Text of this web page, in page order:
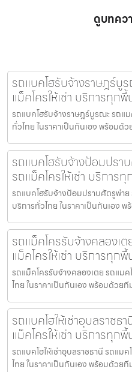
ดูบทคว
รถแบคโฮรับจ้างราษฎร์บู
แม็คโครให้เช่า บริการทุก
รถแบคโฮรับจ้างราษฎร์บูรณะ รถแม
ทั่วไทย ในราคาเป็นกันเอง พร้อม
รถแบคโฮรับจ้างป้อมปรา
รถแม็คโครให้เช่า บริการ
รถแบคโฮรับจ้างป้อมปราบศัตรูพ่าย
บริการทั่วไทย ในราคาเป็นกันเอง
รถแม็คโครรับจ้างคลองเ
แม็คโครให้เช่า บริการทุก
รถแม็คโครรับจ้างคลองเตย รถแมค
ไทย ในราคาเป็นกันเอง พร้อมด้วย
รถแบคโฮให้เช่าอุบลราชธ
แม็คโครให้เช่า บริการทุก
รถแบคโฮให้เช่าอุบลราชธานี รถแม
ไทย ในราคาเป็นกันเอง พร้อมด้ว